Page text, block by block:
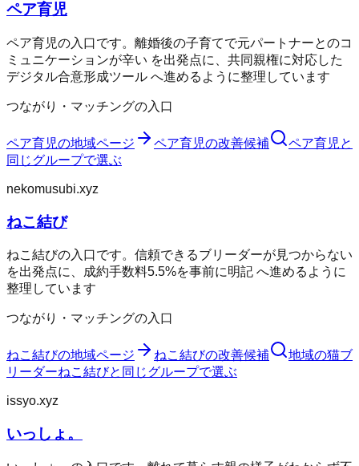
ペア育児
ペア育児の入口です。離婚後の子育てで元パートナーとのコ
ミュニケーションが辛い を出発点に、共同親権に対応した
デジタル合意形成ツール へ進めるように整理しています
つながり・マッチングの入口
ペア育児の地域ページ ペア育児の改善候補 ペア育児 と
同じグループで選ぶ
nekomusubi.xyz
ねこ結び
ねこ結びの入口です。信頼できるブリーダーが見つからない
を出発点に、成約手数料5.5%を事前に明記 へ進めるように
整理しています
つながり・マッチングの入口
ねこ結びの地域ページ ねこ結びの改善候補
地域の猫ブ
リーダーねこ結びと同じグループで選ぶ
issyo.xyz
いっしょ。